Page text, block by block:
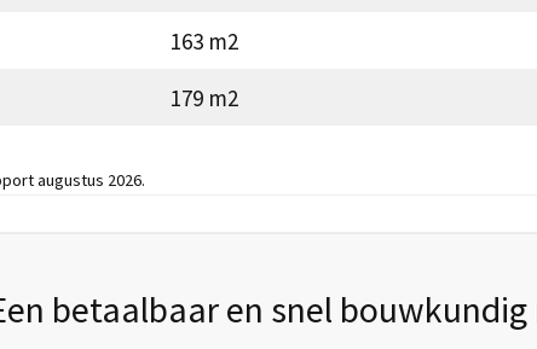
163 m2
179 m2
augustus 2026.
betaalbaar en snel